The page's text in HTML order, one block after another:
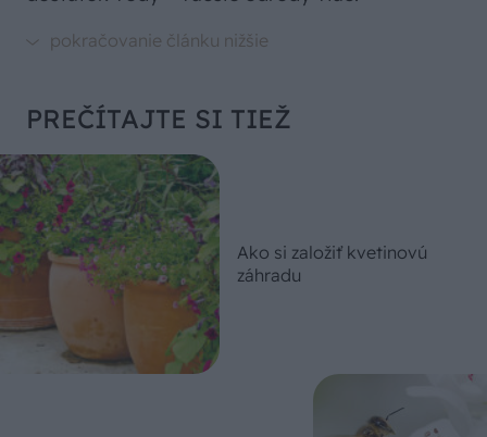
PREČÍTAJTE SI TIEŽ
Ako si založiť kvetinovú
záhradu